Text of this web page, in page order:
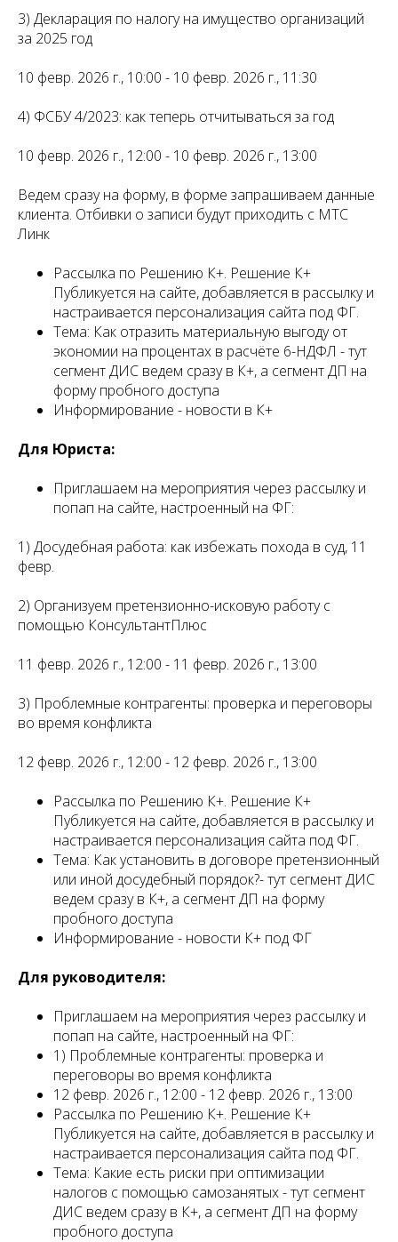
3) Декларация по налогу на имущество организаций
за 2025 год
10 февр. 2026 г., 10:00 - 10 февр. 2026 г., 11:30
4) ФСБУ 4/2023: как теперь отчитываться за год
10 февр. 2026 г., 12:00 - 10 февр. 2026 г., 13:00
Ведем сразу на форму, в форме запрашиваем данные
клиента. Отбивки о записи будут приходить с МТС
Линк
Рассылка по Решению К+. Решение К+
Публикуется на сайте, добавляется в рассылку и
настраивается персонализация сайта под ФГ.
Тема: Как отразить материальную выгоду от
экономии на процентах в расчёте 6-НДФЛ - тут
сегмент ДИС ведем сразу в К+, а сегмент ДП на
форму пробного доступа
Информирование - новости в К+
Для Юриста:
Приглашаем на мероприятия через рассылку и
попап на сайте, настроенный на ФГ:
1) Досудебная работа: как избежать похода в суд, 11
февр.
2) Организуем претензионно-исковую работу с
помощью КонсультантПлюс
11 февр. 2026 г., 12:00 - 11 февр. 2026 г., 13:00
3) Проблемные контрагенты: проверка и переговоры
во время конфликта
12 февр. 2026 г., 12:00 - 12 февр. 2026 г., 13:00
Рассылка по Решению К+. Решение К+
Публикуется на сайте, добавляется в рассылку и
настраивается персонализация сайта под ФГ.
Тема: Как установить в договоре претензионный
или иной досудебный порядок?- тут сегмент ДИС
ведем сразу в К+, а сегмент ДП на форму
пробного доступа
Информирование - новости К+ под ФГ
Для руководителя:
Приглашаем на мероприятия через рассылку и
попап на сайте, настроенный на ФГ:
1) Проблемные контрагенты: проверка и
переговоры во время конфликта
12 февр. 2026 г., 12:00 - 12 февр. 2026 г., 13:00
Рассылка по Решению К+. Решение К+
Публикуется на сайте, добавляется в рассылку и
настраивается персонализация сайта под ФГ.
Тема: Какие есть риски при оптимизации
налогов с помощью самозанятых - тут сегмент
ДИС ведем сразу в К+, а сегмент ДП на форму
пробного доступа